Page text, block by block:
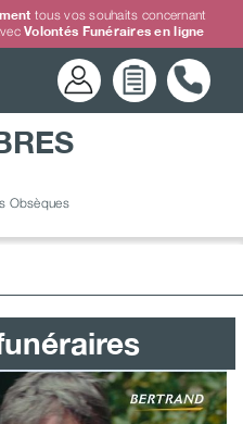
tous vos souhaits concernant
Volontés Funéraires en ligne
Obsèques